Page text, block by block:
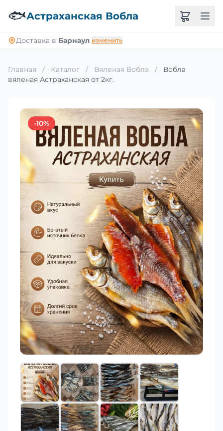
🐟Астраханская Вобла
Доставка в Барнаул изменить
Главная / Каталог / Вяленая Вобла /
Вобла
вяленая Астраханская от 2кг.
-10%